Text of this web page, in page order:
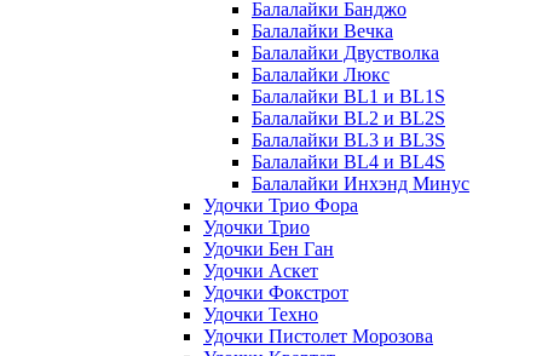
Балалайки Банджо
Балалайки Вечка
Балалайки Двустволка
Балалайки Люкс
Балалайки BL1 и BL1S
Балалайки BL2 и BL2S
Балалайки BL3 и BL3S
Балалайки BL4 и BL4S
Балалайки Инхэнд Минус
Удочки Трио Фора
Удочки Трио
Удочки Бен Ган
Удочки Аскет
Удочки Фокстрот
Удочки Техно
Удочки Пистолет Морозова